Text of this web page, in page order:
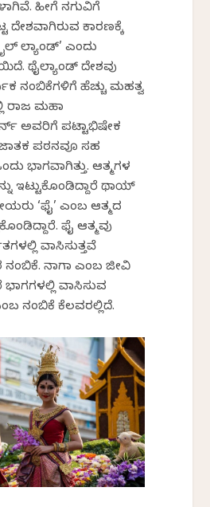
ಹೀಗೆ ನಗುವಿಗೆ
ದೇಶವಾಗಿರುವ ಕಾರಣಕ್ಕೆ
ಲ್ಯಾಂಡ್’ ಎಂದು
ಥೈಲ್ಯಾಂಡ್ ದೇಶವು
ನಂಬಿಕೆಗಳಿಗೆ ಹೆಚ್ಚು ಮಹತ್ವ
ರಾಜ ಮಹಾ
ಅವರಿಗೆ ಪಟ್ಟಾಭಿಷೇಕ
ಪಠನವೂ ಸಹ
ಭಾಗವಾಗಿತ್ತು. ಆತ್ಮಗಳ
ಇಟ್ಟುಕೊಂಡಿದ್ದಾರೆ ಥಾಯ್
‘ಫೈ’ ಎಂಬ ಆತ್ಮದ
ಫೈ ಆತ್ಮವು
ವಾಸಿಸುತ್ತವೆ
ನಂಬಿಕೆ. ನಾಗಾ ಎಂಬ ಜೀವಿ
ಭಾಗಗಳಲ್ಲಿ ವಾಸಿಸುವ
ನಂಬಿಕೆ ಕೆಲವರಲ್ಲಿದೆ.